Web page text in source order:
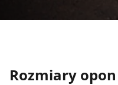
Rozmiary